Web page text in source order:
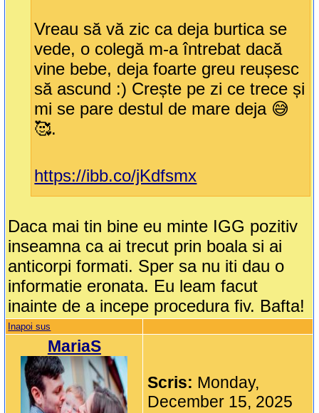
Vreau să vă zic ca deja burtica se
vede, o colegă m-a întrebat dacă
vine bebe, deja foarte greu reușesc
să ascund :) Crește pe zi ce trece și
mi se pare destul de mare deja 😅
🥰.
https://ibb.co/jKdfsmx
Daca mai tin bine eu minte IGG pozitiv
inseamna ca ai trecut prin boala si ai
anticorpi formati. Sper sa nu iti dau o
informatie eronata. Eu leam facut
inainte de a incepe procedura fiv. Bafta!
Inapoi sus
MariaS
Scris: Monday,
December 15, 2025